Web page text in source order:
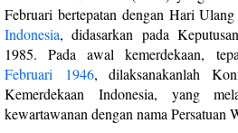
Februari bertepatan dengan Hari
Indonesia, didasarkan pada
1985. Pada awal kemerdekaan,
Februari 1946, dilaksanakanlah
Kemerdekaan Indonesia, yang
kewartawanan dengan nama Persatuan